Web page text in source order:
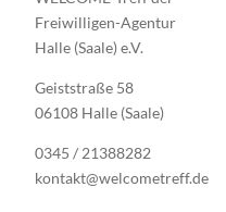
Freiwilligen-Agentur
Halle (Saale) e.V.
Geiststraße 58
06108 Halle (Saale)
0345 / 21388282
kontakt@welcometreff.de